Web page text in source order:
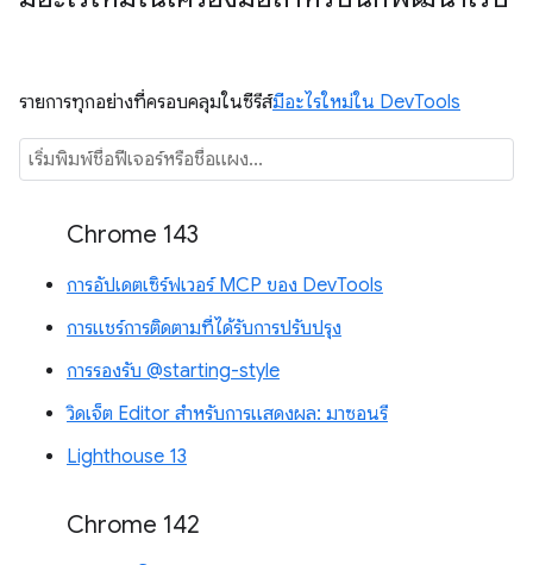
รายการทุกอย่างที่ครอบคลุมในซีรีส์มีอะไรใหม่ใน DevTools
Chrome 143
การอัปเดตเซิร์ฟเวอร์ MCP ของ DevTools
การแชร์การติดตามที่ได้รับการปรับปรุง
การรองรับ @starting-style
วิดเจ็ต Editor สำหรับการแสดงผล: มาซอนรี
Lighthouse 13
Chrome 142